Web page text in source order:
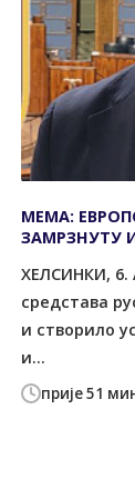
прије 51
МЕМА:
ЗАМРЗНУТУ
ХЕЛСИНКИ, 6.
средстава
и створило
и...